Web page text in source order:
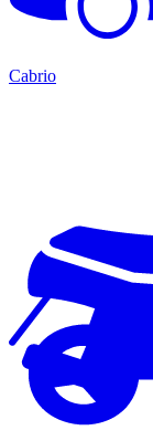
Cabrio